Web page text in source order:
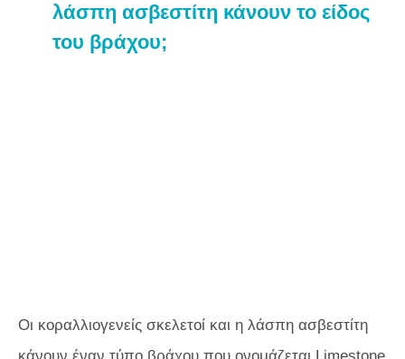
λάσπη ασβεστίτη κάνουν το είδος
του βράχου;
Οι κοραλλιογενείς σκελετοί και η λάσπη ασβεστίτη